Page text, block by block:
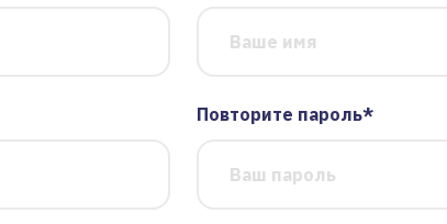
Повторите пароль*